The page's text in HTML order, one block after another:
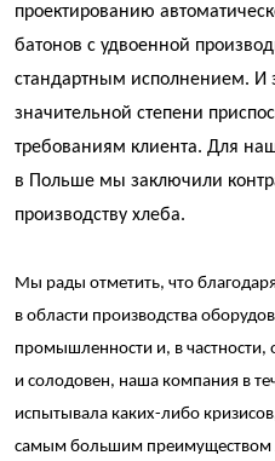
проектированию
батонов с удвоенной
стандартным исполнением. И
значительной степени
требованиям клиента. Для
в Польше мы заключили
производству хлеба.
Мы рады отметить, что
в области производства
промышленности и, в частности,
и солодовен, наша компания в
испытывала каких-либо
самым большим преимуществом